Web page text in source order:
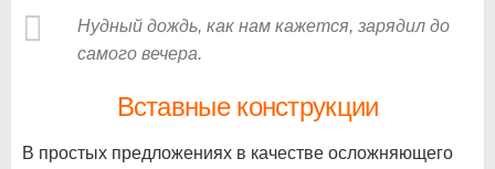
Нудный дождь, как нам кажется, зарядил до
самого вечера.
Вставные конструкции
В простых предложениях в качестве осложняющего